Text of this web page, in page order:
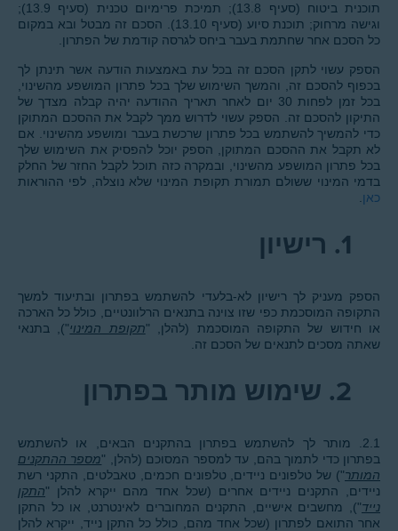
תוכנית ביטוח (סעיף 13.8); תמיכת פרימיום טכנית (סעיף 13.9);
וגישה מרחוק; תוכנת סיוע (סעיף 13.10). הסכם זה מבטל ובא במקום
כל הסכם אחר שחתמת בעבר ביחס לגרסה קודמת של הפתרון.
הספק עשוי לתקן הסכם זה בכל עת באמצעות הודעה אשר תינתן לך
בכפוף להסכם זה, והמשך השימוש שלך בכל פתרון המושפע מהשינוי,
בכל זמן לפחות 30 יום לאחר תאריך ההודעה יהיה קבלה מצדך של
התיקון להסכם זה. הספק עשוי לדרוש ממך לקבל את ההסכם המתוקן
כדי להמשיך להשתמש בכל פתרון שרכשת בעבר ומושפע מהשינוי. אם
לא תקבל את ההסכם המתוקן, הספק יוכל להפסיק את השימוש שלך
בכל פתרון המושפע מהשינוי, ובמקרה כזה תוכל לקבל החזר של החלק
בדמי המינוי ששולם תמורת תקופת המינוי שלא נוצלה, לפי ההוראות
כאן
1. רישיון
הספק מעניק לך רישיון לא-בלעדי להשתמש בפתרון ובתיעוד למשך
התקופה המוסכמת כפי שזו צוינה בתנאים הרלוונטיים, כולל כל הארכה
או חידוש של התקופה המוסכמת (להלן, "תקופת המינוי"), בתנאי
שאתה מסכים לתנאים של הסכם זה.
2. שימוש מותר בפתרון
2.1. מותר לך להשתמש בפתרון בהתקנים הבאים, או להשתמש
בפתרון כדי לתמוך בהם, עד למספר המסוכם (להלן, "מספר ההתקנים
המותר") של טלפונים ניידים, טלפונים חכמים, טאבלטים, התקני רשת
ניידים, התקנים ניידים אחרים (שכל אחד מהם ייקרא להלן "התקן
נייד"), מחשבים אישיים, התקנים המחוברים לאינטרנט, או כל התקן
אחר התואם לפתרון (שכל אחד מהם, כולל כל התקן נייד, ייקרא להלן